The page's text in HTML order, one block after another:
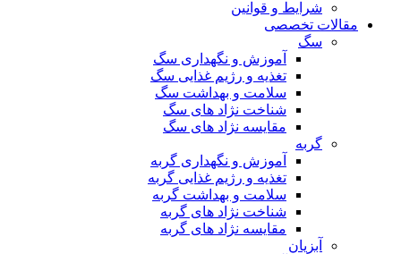
شرایط و قوانین
مقالات تخصصی
سگ
آموزش و نگهداری سگ
تغذیه و رژیم غذایی سگ
سلامت و بهداشت سگ
شناخت نژاد های سگ
مقایسه نژاد های سگ
گربه
آموزش و نگهداری گربه
تغذیه و رژیم غذایی گربه
سلامت و بهداشت گربه
شناخت نژاد های گربه
مقایسه نژاد های گربه
آبزیان